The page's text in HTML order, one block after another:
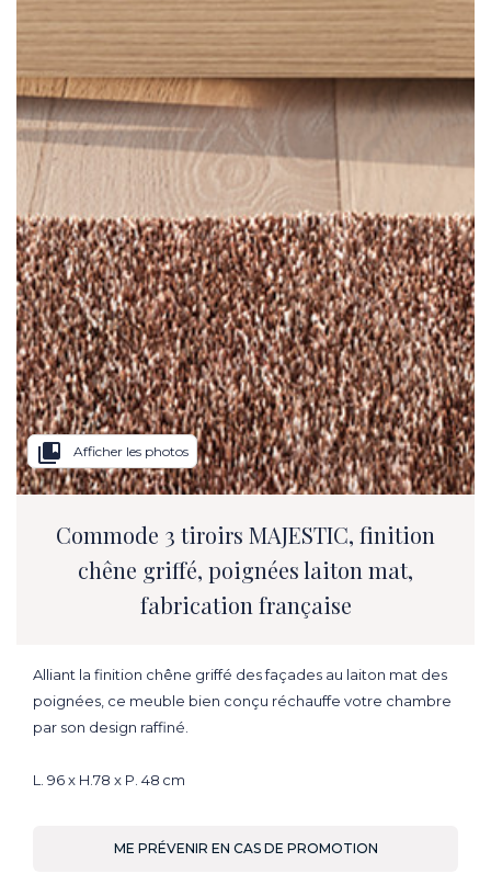
collections_bookmark Afficher les photos
Commode 3 tiroirs MAJESTIC, finition
chêne griffé, poignées laiton mat,
fabrication française
Alliant la finition chêne griffé des façades au laiton mat des
poignées, ce meuble bien conçu réchauffe votre chambre
par son design raffiné.
L. 96 x H.78 x P. 48 cm
ME PRÉVENIR EN CAS DE PROMOTION